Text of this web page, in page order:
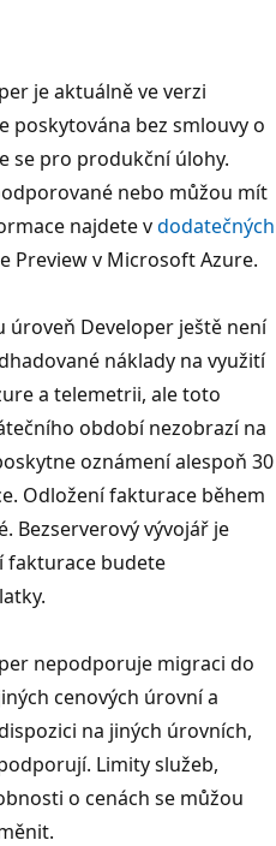
je aktuálně ve verzi
poskytována bez smlouvy o
se pro produkční úlohy.
nebo můžou mít
najdete vdodatečných
Preview v Microsoft Azure.
úroveň Developer ještě není
náklady na využití
a telemetrii, ale toto
období nezobrazí na
oznámení alespoň 30
Odložení fakturace během
Bezserverový vývojář je
fakturace budete
nepodporuje migraci do
cenových úrovní a
na jiných úrovních,
Limity služeb,
o cenách se můžou